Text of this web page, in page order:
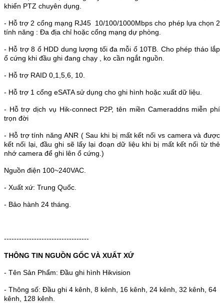
khiển PTZ chuyên dụng.
- Hỗ trợ 2 cổng mạng RJ45 10/100/1000Mbps cho phép lựa chọn 2
tính năng : Đa địa chỉ hoặc cổng mạng dự phòng.
- Hỗ trợ 8 ổ HDD dung lượng tối đa mỗi ổ 10TB. Cho phép tháo lắp
ổ cứng khi đầu ghi đang chạy , ko cần ngắt nguồn.
- Hỗ trợ RAID 0,1,5,6, 10.
- Hỗ trợ 1 cổng eSATA sử dụng cho ghi hình hoặc xuất dữ liệu.
- Hỗ trợ dịch vụ Hik-connect P2P, tên miền Cameraddns miễn phí
trọn đời
- Hỗ trợ tính năng ANR ( Sau khi bị mất kết nối vs camera và được
kết nối lại, đầu ghi sẽ lấy lại đoạn dữ liệu khi bị mất kết nối từ thẻ
nhớ camera để ghi lên ổ cứng.)
Nguồn điện 100~240VAC.
- Xuất xứ: Trung Quốc.
- Bảo hành 24 tháng.
----------------------------------
THÔNG TIN NGUỒN GỐC VÀ XUẤT XỨ
- Tên Sản Phẩm: Đầu ghi hình Hikvision
- Thông số: Đầu ghi 4 kênh, 8 kênh, 16 kênh, 24 kênh, 32 kênh, 64
kênh, 128 kênh.